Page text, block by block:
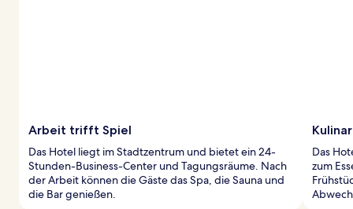
Arbeit trifft Spiel
Das Hotel liegt im Stadtzentrum und bietet ein 24-
Stunden-Business-Center und Tagungsräume. Nach
der Arbeit können die Gäste das Spa, die Sauna und
die Bar genießen.
Das
zum